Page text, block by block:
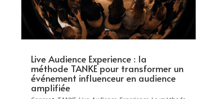
Live Audience Experience : la
méthode TANKE pour transformer un
événement influenceur en audience
amplifiée